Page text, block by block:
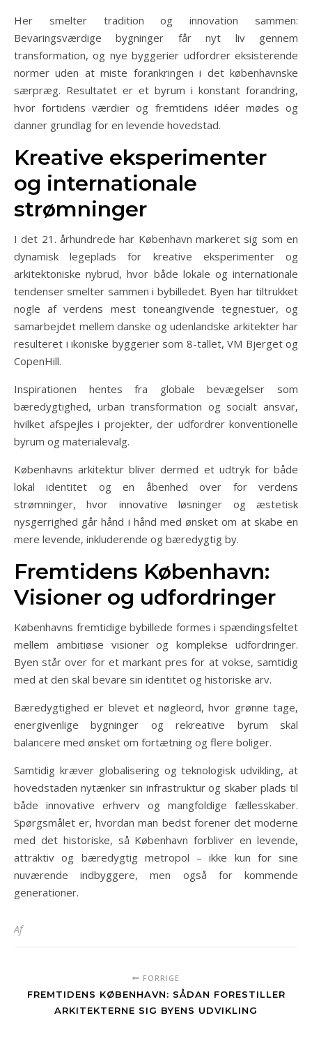
Her smelter tradition og innovation sammen:
Bevaringsværdige bygninger får nyt liv gennem
transformation, og nye byggerier udfordrer eksisterende
normer uden at miste forankringen i det københavnske
særpræg. Resultatet er et byrum i konstant forandring,
hvor fortidens værdier og fremtidens idéer mødes og
danner grundlag for en levende hovedstad.
Kreative eksperimenter
og internationale
strømninger
I det 21. århundrede har København markeret sig som en
dynamisk legeplads for kreative eksperimenter og
arkitektoniske nybrud, hvor både lokale og internationale
tendenser smelter sammen i bybilledet. Byen har tiltrukket
nogle af verdens mest toneangivende tegnestuer, og
samarbejdet mellem danske og udenlandske arkitekter har
resulteret i ikoniske byggerier som 8-tallet, VM Bjerget og
CopenHill.
Inspirationen hentes fra globale bevægelser som
bæredygtighed, urban transformation og socialt ansvar,
hvilket afspejles i projekter, der udfordrer konventionelle
byrum og materialevalg.
Københavns arkitektur bliver dermed et udtryk for både
lokal identitet og en åbenhed over for verdens
strømninger, hvor innovative løsninger og æstetisk
nysgerrighed går hånd i hånd med ønsket om at skabe en
mere levende, inkluderende og bæredygtig by.
Fremtidens København:
Visioner og udfordringer
Københavns fremtidige bybillede formes i spændingsfeltet
mellem ambitiøse visioner og komplekse udfordringer.
Byen står over for et markant pres for at vokse, samtidig
med at den skal bevare sin identitet og historiske arv.
Bæredygtighed er blevet et nøgleord, hvor grønne tage,
energivenlige bygninger og rekreative byrum skal
balancere med ønsket om fortætning og flere boliger.
Samtidig kræver globalisering og teknologisk udvikling, at
hovedstaden nytænker sin infrastruktur og skaber plads til
både innovative erhverv og mangfoldige fællesskaber.
Spørgsmålet er, hvordan man bedst forener det moderne
med det historiske, så København forbliver en levende,
attraktiv og bæredygtig metropol – ikke kun for sine
nuværende indbyggere, men også for kommende
generationer.
Af
FORRIGE
FREMTIDENS KØBENHAVN: SÅDAN FORESTILLER
ARKITEKTERNE SIG BYENS UDVIKLING